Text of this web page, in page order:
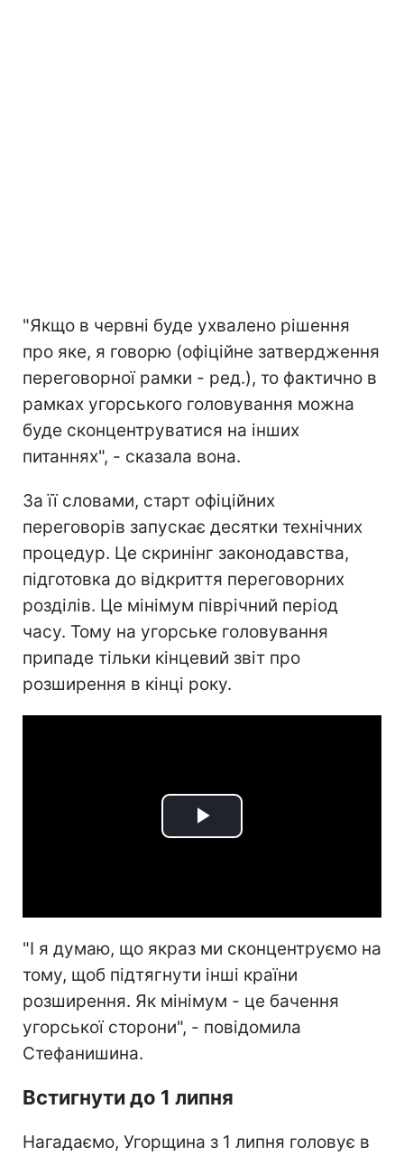
"Якщо в червні буде ухвалено рішення
про яке, я говорю (офіційне затвердження
переговорної рамки - ред.), то фактично в
рамках угорського головування можна
буде сконцентруватися на інших
питаннях", - сказала вона.
За її словами, старт офіційних
переговорів запускає десятки технічних
процедур. Це скринінг законодавства,
підготовка до відкриття переговорних
розділів. Це мінімум піврічний період
часу. Тому на угорське головування
припаде тільки кінцевий звіт про
розширення в кінці року.
Play
"І я думаю, що якраз ми сконцентруємо на
тому, щоб підтягнути інші країни
розширення. Як мінімум - це бачення
угорської сторони", - повідомила
Стефанишина.
Встигнути до 1 липня
Нагадаємо, Угорщина з 1 липня головує в